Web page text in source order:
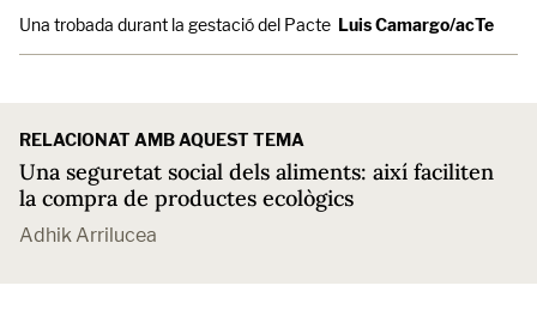
Una trobada durant la gestació del Pacte Luis Camargo/acTe
RELACIONAT AMB AQUEST TEMA
Una seguretat social dels aliments: així faciliten
la compra de productes ecològics
Adhik Arrilucea